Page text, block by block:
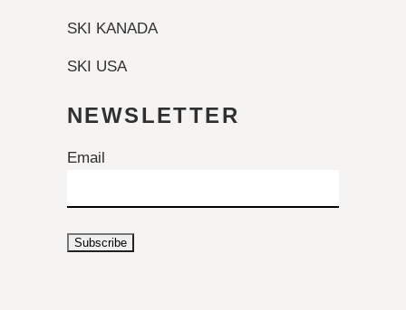
SKI KANADA
SKI USA
NEWSLETTER
Email